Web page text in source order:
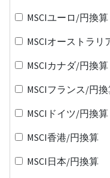
MSCIユーロ/円換算
MSCIオーストラリ
MSCIカナダ/円換算
MSCIフランス/円
MSCIドイツ/円換算
MSCI香港/円換算
MSCI日本/円換算